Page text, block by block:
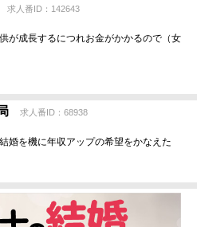
求人番ID：142643
が成長するにつれお金がかかるので（女
求人番ID：68938
婚を機に年収アップの希望をかなえた